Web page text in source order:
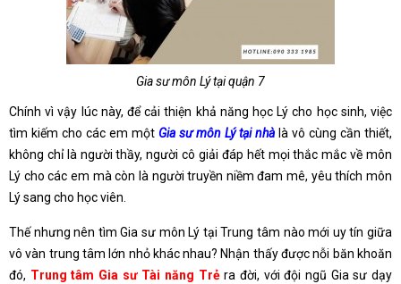
Gia sư môn Lý tại quận 7
Chính vì vậy lúc này, để cải thiện khả năng học Lý cho học sinh, việc
tìm kiếm cho các em một Gia sư môn Lý tại nhà là vô cùng cần thiết,
không chỉ là người thầy, người cô giải đáp hết mọi thắc mắc về môn
Lý cho các em mà còn là người truyền niềm đam mê, yêu thích môn
Lý sang cho học viên.
Thế nhưng nên tìm Gia sư môn Lý tại Trung tâm nào mới uy tín giữa
vô vàn trung tâm lớn nhỏ khác nhau? Nhận thấy được nỗi băn khoăn
đó, Trung tâm Gia sư Tài năng Trẻra đời, với đội ngũ Gia sư dạy